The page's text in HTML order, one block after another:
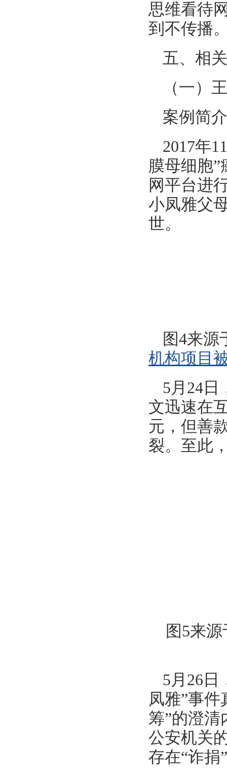
思维看待
到不传播
五、相
（一）
案例简
2017年
膜母细胞
网平台进
小凤雅父
世。
图4来源
机构项目
5月24日
文迅速在
元，但善
裂。至此
图5来
5月26日
凤雅”事
筹”的澄清
公安机关
存在“诈捐